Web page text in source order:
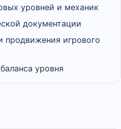
уровней и механик
документации
продвижения игрового
уровня